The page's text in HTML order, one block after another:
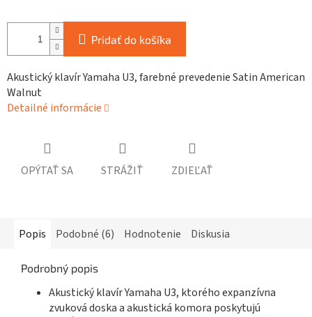
Pridať do košíka
Akustický klavír Yamaha U3, farebné prevedenie Satin American
Walnut
Detailné informácie
OPÝTAŤ SA STRÁŽIŤ ZDIEĽAŤ
Popis Podobné (6) Hodnotenie Diskusia
Podrobný popis
Akustický klavír Yamaha U3, ktorého expanzívna
zvuková doska a akustická komora poskytujú